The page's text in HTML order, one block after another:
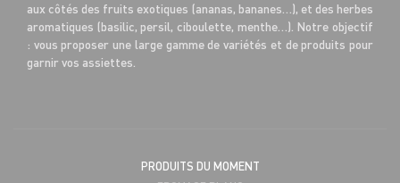
aux côtés des fruits exotiques (ananas, bananes…), et des herbes
aromatiques (basilic, persil, ciboulette, menthe…). Notre objectif
: vous proposer une large gamme de variétés et de produits pour
garnir vos assiettes.
PRODUITS DU MOMENT